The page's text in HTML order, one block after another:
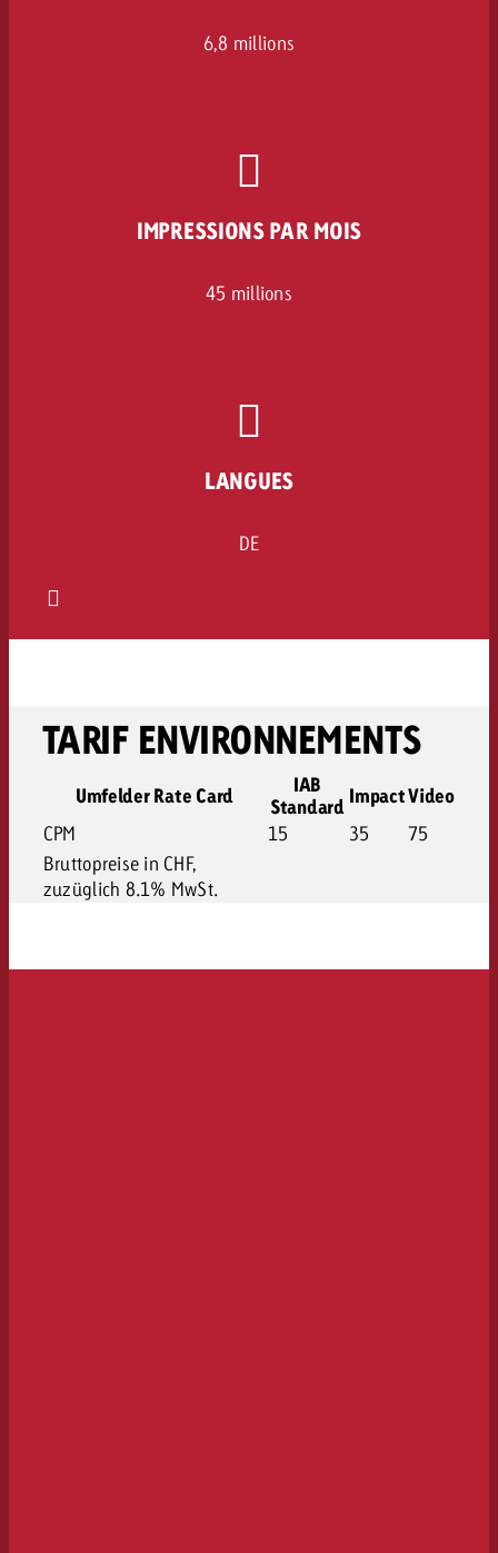
6,8 millions
IMPRESSIONS PAR MOIS
45 millions
LANGUES
DE
TARIF ENVIRONNEMENTS
Umfelder Rate Card
IAB
Standard ImpactVideo
CPM 15 35
75
Bruttopreise in CHF,
zuzüglich 8.1% MwSt.